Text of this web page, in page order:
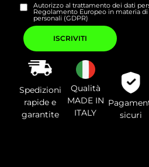
Autorizzo al trattamento dei dati
Regolamento Europeo in materia
personali (GDPR)
Si
prega
di
lasciare
vuoto
questo
campo.
Spedizioni
rapide e
garantite
Qualità
MADE IN
ITALY
sicuri